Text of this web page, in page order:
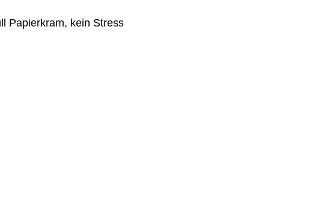
Papierkram, kein Stress